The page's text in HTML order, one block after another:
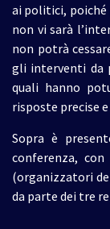
ai politici, poiché
non vi sarà
non potrà
gli interventi da
quali hanno
risposte precise
Sopra è
conferenza,
(organizzatori
da parte dei tre